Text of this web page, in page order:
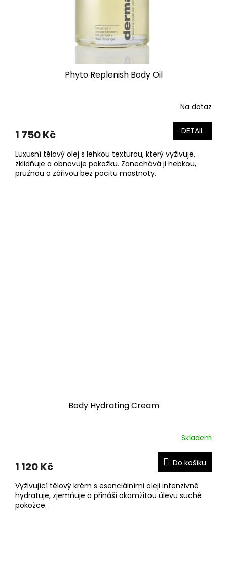
Phyto Replenish Body Oil
Na dotaz
1 750 Kč DETAIL
Luxusní tělový olej s lehkou texturou, který vyživuje,
zklidňuje a obnovuje pokožku. Zanechává ji hebkou,
pružnou a zářivou bez pocitu mastnoty.
Body Hydrating Cream
Skladem
1 120 Kč Do košíku
Vyživující tělový krém s esenciálními oleji intenzivně
hydratuje, zjemňuje a přináší okamžitou úlevu suché
pokožce.